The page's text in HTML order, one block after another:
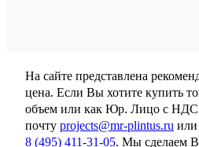
На сайте представлена
цена. Если Вы хотите купить
объем или как Юр. Лицо с
почту projects@mr-plintus.ru или
8 (495) 411-31-05. Мы сделаем